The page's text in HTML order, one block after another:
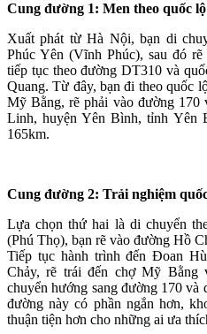
Cung đường 1: Men theo quốc
Xuất phát từ Hà Nội, bạn di
Phúc Yên (Vĩnh Phúc), sau đó
tiếp tục theo đường DT310 và
Quang. Từ đây, bạn đi theo quốc
Mỹ Bằng, rẽ phải vào đường 170
Linh, huyện Yên Bình, tỉnh Yên
165km.
Cung đường 2: Trải nghiệm
Lựa chọn thứ hai là di chuyển
(Phú Thọ), bạn rẽ vào đường Hồ
Tiếp tục hành trình đến Đoan
Chảy, rẽ trái đến chợ Mỹ Bằng
chuyển hướng sang đường 170
đường này có phần ngắn hơn,
thuận tiện hơn cho những ai ưa